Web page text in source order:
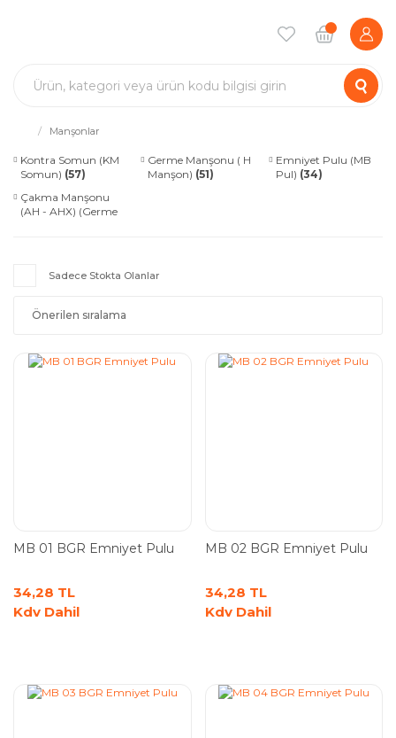
Manşonlar
Kontra Somun (KM
Somun) (57)
Germe Manşonu ( H
Manşon) (51)
Emniyet Pulu (MB
Pul) (34)
Çakma Manşonu
(AH - AHX) (Germe
Sadece Stokta Olanlar
MB 01 BGR Emniyet Pulu
34,28 TL
Kdv Dahil
MB 02 BGR Emniyet Pulu
34,28 TL
Kdv Dahil